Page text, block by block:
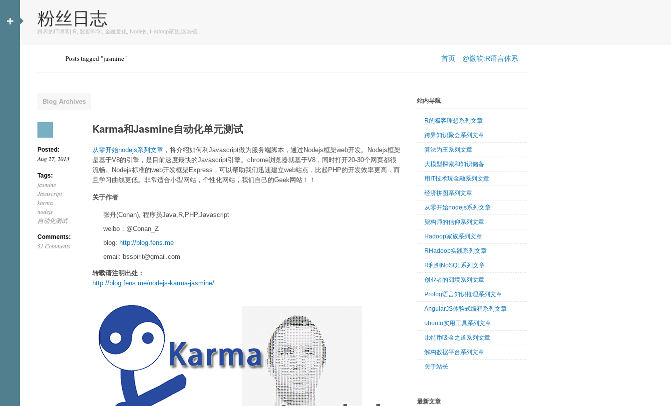
+ 粉丝日志
跨界的IT博客| R, 数据科学, 金融量化, Nodejs, Hadoop家族,区块链
Posts tagged "jasmine" 首页 @微软:R语言体系
Blog Archives
Posted:
Aug 27, 2013
Tags:
jasmine
Javascript
karma
nodejs
自动化测试
Comments:
51 Comments
Karma和Jasmine自动化单元测试
从零开始nodejs系列文章 ，将介绍如何利Javascript做为服务端脚本，通过Nodejs框架web开发。Nodejs框架
是基于V8的引擎，是目前速度最快的Javascript引擎。chrome浏览器就基于V8，同时打开20-30个网页都很
流畅。Nodejs标准的web开发框架Express，可以帮助我们迅速建立web站点，比起PHP的开发效率更高，而
且学习曲线更低。非常适合小型网站，个性化网站，我们自己的Geek网站！！
关于作者
张丹(Conan), 程序员Java,R,PHP,Javascript
weibo：@Conan_Z
blog: http://blog.fens.me
email: bsspirit@gmail.com
转载请注明出处：
http://blog.fens.me/nodejs-karma-jasmine/
站内导航
R的极客理想系列文章
跨界知识聚会系列文章
算法为王系列文章
大模型探索和知识储备
用IT技术玩金融系列文章
经济拼图系列文章
从零开始nodejs系列文章
架构师的信仰系列文章
Hadoop家族系列文章
RHadoop实践系列文章
R利剑NoSQL系列文章
创业者的囧境系列文章
Prolog语言知识推理系列文章
AngularJS体验式编程系列文章
ubuntu实用工具系列文章
比特币吸金之道系列文章
解构数据平台系列文章
关于站长
最新文章